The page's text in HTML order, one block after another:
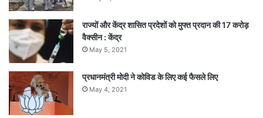
राज्यों और केंद्र शासित प्रदेशों को मुफ्त प्रदान की 17 करोड़
वैक्सीन : केंद्र
May 5, 2021
प्रधानमंत्री मोदी ने कोविड के लिए कई फैसले लिए
May 4, 2021